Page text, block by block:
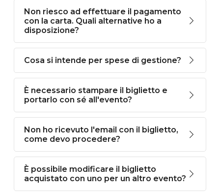
Non riesco ad effettuare il pagamento
con la carta. Quali alternative ho a
disposizione?
Cosa si intende per spese di gestione?
È necessario stampare il biglietto e
portarlo con sé all'evento?
Non ho ricevuto l'email con il biglietto,
come devo procedere?
È possibile modificare il biglietto
acquistato con uno per un altro evento?